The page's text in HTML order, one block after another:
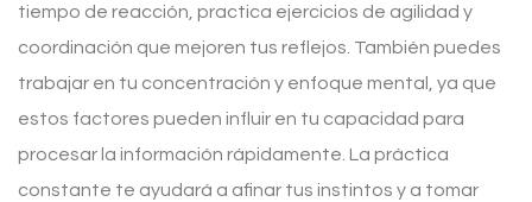
tiempo de reacción, practica ejercicios de agilidad y
coordinación que mejoren tus reflejos. También puedes
trabajar en tu concentración y enfoque mental, ya que
estos factores pueden influir en tu capacidad para
procesar la información rápidamente. La práctica
constante te ayudará a afinar tus instintos y a tomar